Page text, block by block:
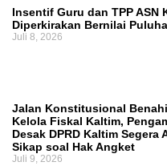
Insentif Guru dan TPP ASN
Diperkirakan Bernilai
Juli 8, 2026
Jalan Konstitusional
Kelola Fiskal Kaltim,
Desak DPRD Kaltim Segera
Sikap soal Hak Angket
Juli 9, 2026